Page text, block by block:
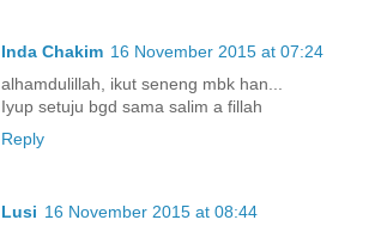
Inda Chakim 16 November 2015 at 07:24
alhamdulillah, ikut seneng mbk han...
Iyup setuju bgd sama salim a fillah
Reply
Lusi 16 November 2015 at 08:44